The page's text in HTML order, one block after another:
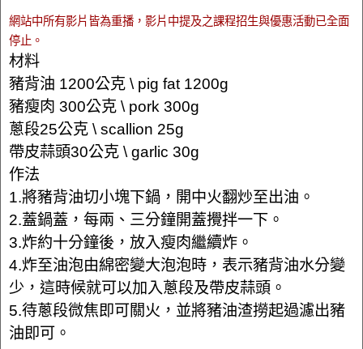
網站中所有影片皆為重播，影片中提及之課程招生與優惠活動已全面
停止。
材料
豬背油 1200公克 \ pig fat 1200g
豬瘦肉 300公克 \ pork 300g
蔥段25公克 \ scallion 25g
帶皮蒜頭30公克 \ garlic 30g
作法
1.將豬背油切小塊下鍋，開中火翻炒至出油。
2.蓋鍋蓋，每兩、三分鐘開蓋攪拌一下。
3.炸約十分鐘後，放入瘦肉繼續炸。
4.炸至油泡由綿密變大泡泡時，表示豬背油水分變
少，這時候就可以加入蔥段及帶皮蒜頭。
5.待蔥段微焦即可關火，並將豬油渣撈起過濾出豬
油即可。